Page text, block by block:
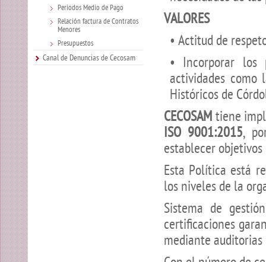
Periodos Medio de Pago
Relación factura de Contratos
Menores
Presupuestos
Canal de Denuncias de Cecosam
VALORES
• Actitud de
• Incorporar los
actividades como
Históricos de
CECOSAM tiene
ISO 9001:2015,
establecer
Esta Política está
los niveles de la
Sistema de
certificaciones
mediante